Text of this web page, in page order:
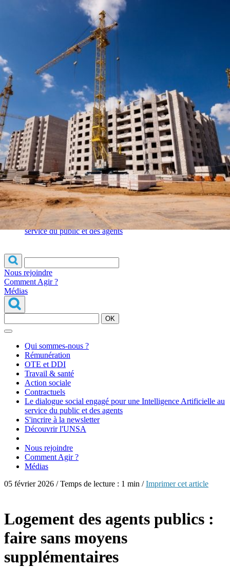
S'inscrire à
newsletter
Découvrir
l'UNSA
Rémunération
|
OTE et DDI
|
Travail & santé
|
Action sociale
|
Contractuels
Le dialogue social engagé pour une Intelligence Artificielle au
service du public et des agents
Nous rejoindre
Comment Agir ?
Médias
OK
Qui sommes-nous ?
Rémunération
OTE et DDI
Travail & santé
Action sociale
Contractuels
Le dialogue social engagé pour une Intelligence Artificielle au
service du public et des agents
S'incrire à la newsletter
Découvrir l'UNSA
Nous rejoindre
Comment Agir ?
Médias
05 février 2026 / Temps de lecture : 1 min /Imprimer cet article
Logement des agents publics :
faire sans moyens
supplémentaires